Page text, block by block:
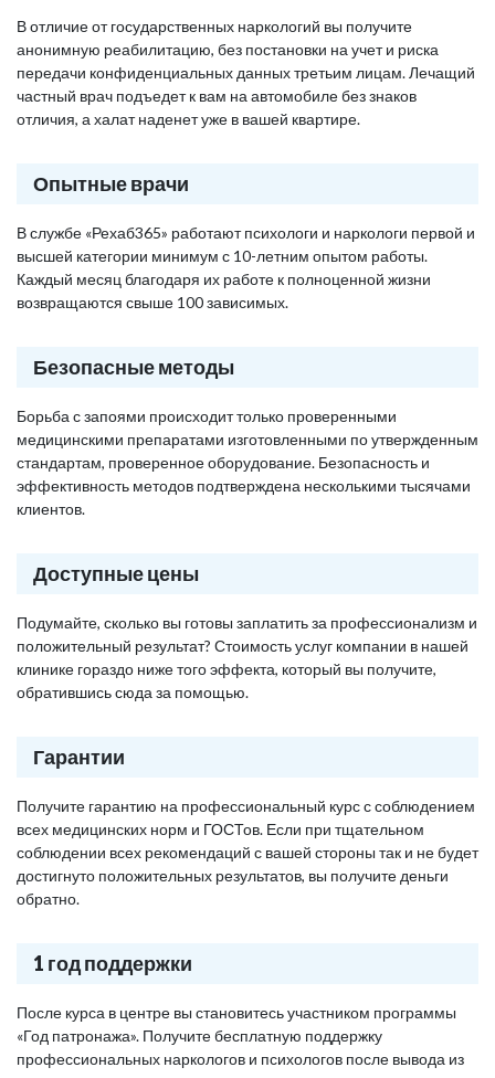
В отличие от государственных наркологий вы получите
анонимную реабилитацию, без постановки на учет и риска
передачи конфиденциальных данных третьим лицам. Лечащий
частный врач подъедет к вам на автомобиле без знаков
отличия, а халат наденет уже в вашей квартире.
Опытные врачи
В службе «Рехаб365» работают психологи и наркологи первой и
высшей категории минимум с 10-летним опытом работы.
Каждый месяц благодаря их работе к полноценной жизни
возвращаются свыше 100 зависимых.
Безопасные методы
Борьба с запоями происходит только проверенными
медицинскими препаратами изготовленными по утвержденным
стандартам, проверенное оборудование. Безопасность и
эффективность методов подтверждена несколькими тысячами
клиентов.
Доступные цены
Подумайте, сколько вы готовы заплатить за профессионализм и
положительный результат? Стоимость услуг компании в нашей
клинике гораздо ниже того эффекта, который вы получите,
обратившись сюда за помощью.
Гарантии
Получите гарантию на профессиональный курс с соблюдением
всех медицинских норм и ГОСТов. Если при тщательном
соблюдении всех рекомендаций с вашей стороны так и не будет
достигнуто положительных результатов, вы получите деньги
обратно.
1 год поддержки
После курса в центре вы становитесь участником программы
«Год патронажа». Получите бесплатную поддержку
профессиональных наркологов и психологов после вывода из